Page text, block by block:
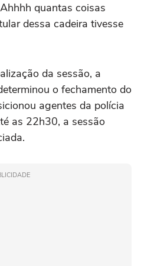
quantas coisas
dessa cadeira tivesse
da sessão, a
o fechamento do
agentes da polícia
as 22h30, a sessão